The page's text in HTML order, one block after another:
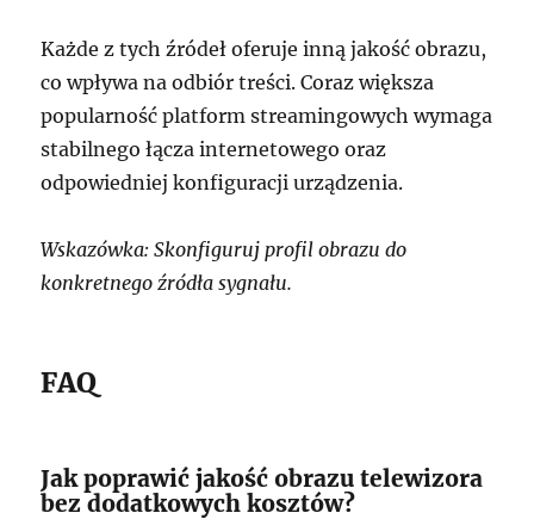
Każde z tych źródeł oferuje inną jakość obrazu,
co wpływa na odbiór treści. Coraz większa
popularność platform streamingowych wymaga
stabilnego łącza internetowego oraz
odpowiedniej konfiguracji urządzenia.
Wskazówka: Skonfiguruj profil obrazu do
konkretnego źródła sygnału.
FAQ
Jak poprawić jakość obrazu telewizora
bez dodatkowych kosztów?